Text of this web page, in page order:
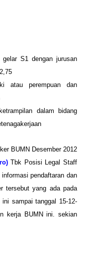
S1 dengan jurusan
atau perempuan dan
dalam bidang
BUMN Desember 2012
Tbk Posisi Legal Staff
pendaftaran dan
tersebut yang ada pada
sampai tanggal 15-12-
kerja BUMN ini. sekian